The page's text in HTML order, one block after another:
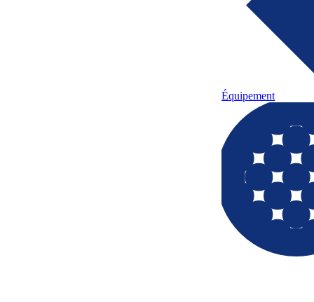
Équipement